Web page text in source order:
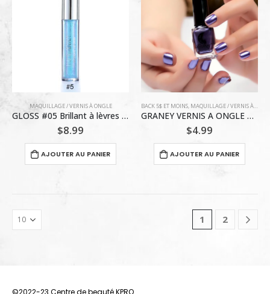
du
MAQUILLAGE / VERNIS À ONGLE
GLOSS #05 Brillant à lèvres Bleu Ciel Handaiyan
$8.99
AJOUTER AU PANIER
BACK 5$ ET MOINS, MAQUILLAGE / VERNIS À ONGLE
GRANEY VERNIS A ONGLE 6 ML / MAUVE
$4.99
AJOUTER AU PANIER
1 2
©2022-23 Centre de beauté KPRO